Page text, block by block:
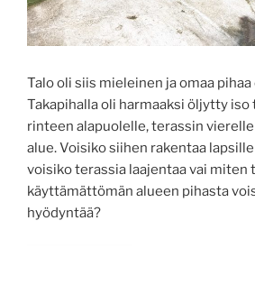
Talo oli siis mieleinen ja omaa
Takapihalla oli harmaaksi öljytty iso
rinteen alapuolelle, terassin
alue. Voisiko siihen rakentaa
voisiko terassia laajentaa vai miten
käyttämättömän alueen pihasta
hyödyntää?